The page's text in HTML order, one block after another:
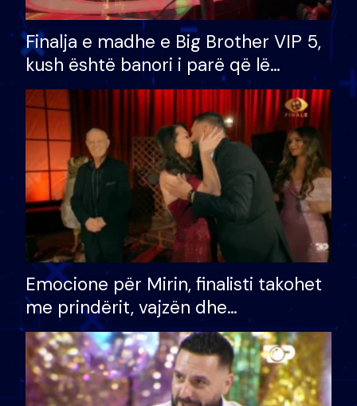
Finalja e madhe e Big Brother VIP 5,
kush është banori i parë që lë
shtëpinë dhe humb mundësinë për
të fituar çmimin e madh
Emocione për Mirin, finalisti takohet
me prindërit, vajzën dhe
bashkëshorten: S’kemi ndonjë letër
divorci apo jo?